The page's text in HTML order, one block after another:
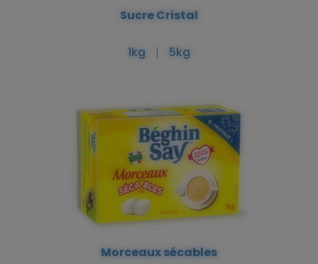
Sucre Cristal
1kg 5kg
Morceaux sécables